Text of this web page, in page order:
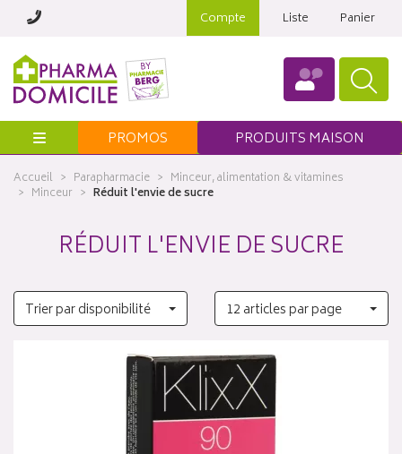
Compte Liste Panier
Menu PROMOS PRODUITS MAISON
Accueil Parapharmacie
Minceur, alimentation & vitamines
Minceur
Réduit l'envie de sucre
RÉDUIT L'ENVIE DE SUCRE
Trier par disponibilité 12 articles par page